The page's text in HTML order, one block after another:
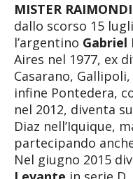
MISTER
dallo scorso 15
l’argentino Gabriel
Aires nel 1977, ex
Casarano,
infine Pontedera,
nel 2012, diventa
Diaz nell’Iquique,
partecipando
Nel giugno 2015